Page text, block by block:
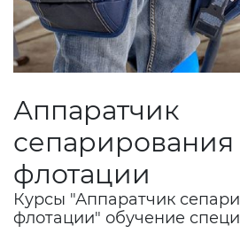
Аппаратчик
сепарирования
флотации
Курсы "Аппаратчик
флотации" обучение